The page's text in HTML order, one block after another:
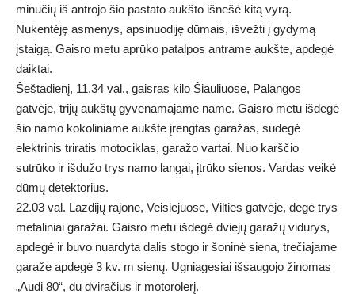
minučių iš antrojo šio pastato aukšto išnešė kitą vyrą.
Nukentėję asmenys, apsinuodiję dūmais, išvežti į gydymą
įstaigą. Gaisro metu aprūko patalpos antrame aukšte, apdegė
daiktai.
Šeštadienį, 11.34 val., gaisras kilo Šiauliuose, Palangos
gatvėje, trijų aukštų gyvenamajame name. Gaisro metu išdegė
šio namo kokoliniame aukšte įrengtas garažas, sudegė
elektrinis triratis motociklas, garažo vartai. Nuo karščio
sutrūko ir išdužo trys namo langai, įtrūko sienos. Vardas veikė
dūmų detektorius.
22.03 val. Lazdijų rajone, Veisiejuose, Vilties gatvėje, degė trys
metaliniai garažai. Gaisro metu išdegė dviejų garažų vidurys,
apdegė ir buvo nuardyta dalis stogo ir šoninė siena, trečiajame
garaže apdegė 3 kv. m sienų. Ugniagesiai išsaugojo žinomas
„Audi 80“, du dviračius ir motorolerį.